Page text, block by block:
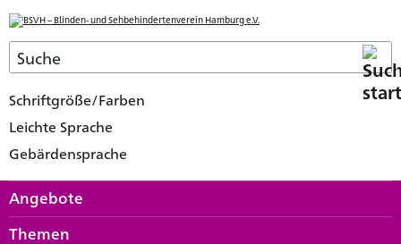
Schriftgröße/Farben
Leichte Sprache
Gebärdensprache
Angebote
Themen